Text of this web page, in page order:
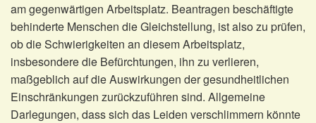
am gegenwärtigen Arbeitsplatz. Beantragen beschäftigte
behinderte Menschen die Gleichstellung, ist also zu prüfen,
ob die Schwierigkeiten an diesem Arbeitsplatz,
insbesondere die Befürchtungen, ihn zu verlieren,
maßgeblich auf die Auswirkungen der gesundheitlichen
Einschränkungen zurückzuführen sind. Allgemeine
Darlegungen, dass sich das Leiden verschlimmern könnte